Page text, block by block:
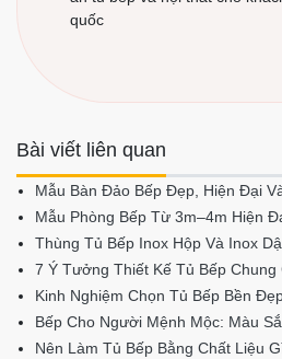
quốc
Bài viết liên quan
Mẫu Bàn Đảo Bếp Đẹp, Hiện Đại
Mẫu Phòng Bếp Từ 3m–4m Hiện
Thùng Tủ Bếp Inox Hộp Và Inox
7 Ý Tưởng Thiết Kế Tủ Bếp
Kinh Nghiệm Chọn Tủ Bếp Bền
Bếp Cho Người Mệnh Mộc: Màu
Nên Làm Tủ Bếp Bằng Chất Liệu